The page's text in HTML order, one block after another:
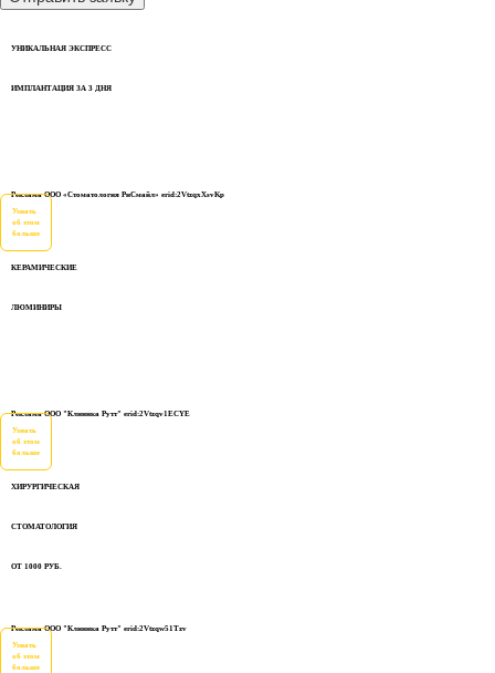
УНИКАЛЬНАЯ ЭКСПРЕСС
ИМПЛАНТАЦИЯ ЗА 3 ДНЯ
Реклама ООО «Стоматология РиСмайл» erid:2VtzqxXsvKp
Узнать
об этом
больше
КЕРАМИЧЕСКИЕ
ЛЮМИНИРЫ
Реклама ООО "Клиника Рутт" erid:2Vtzqv1ECYE
Узнать
об этом
больше
ХИРУРГИЧЕСКАЯ
СТОМАТОЛОГИЯ
ОТ 1000 РУБ.
Реклама ООО "Клиника Рутт" erid:2Vtzqw51Tzv
Узнать
об этом
больше